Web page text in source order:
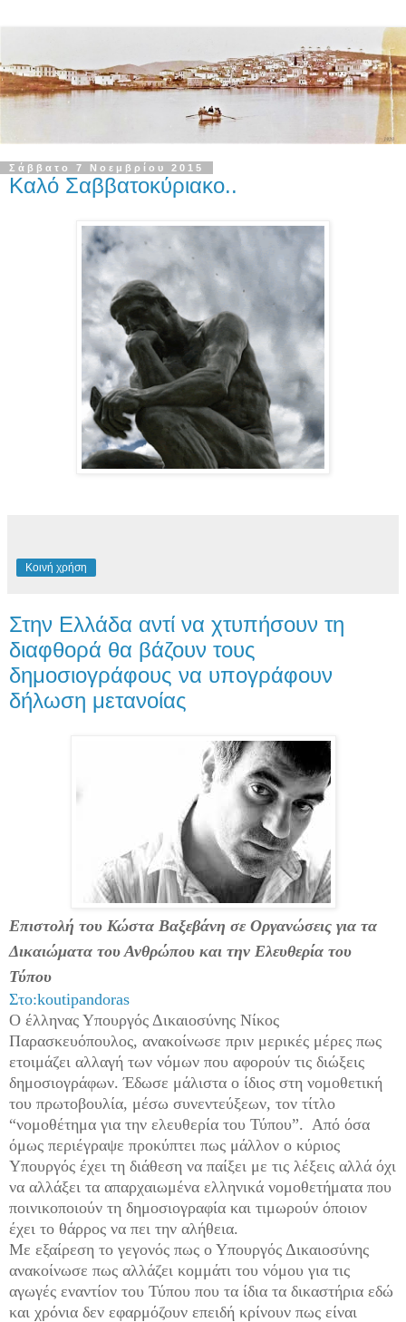
Σάββατο 7 Νοεμβρίου 2015
Καλό Σαββατοκύριακο..
Κοινή χρήση
Στην Ελλάδα αντί να χτυπήσουν τη
διαφθορά θα βάζουν τους
δημοσιογράφους να υπογράφουν
δήλωση μετανοίας
Επιστολή του Κώστα Βαξεβάνη σε Οργανώσεις για τα
Δικαιώματα του Ανθρώπου και την Ελευθερία του
Τύπου
Στο:koutipandoras
Ο έλληνας Υπουργός Δικαιοσύνης Νίκος
Παρασκευόπουλος, ανακοίνωσε πριν μερικές μέρες πως
ετοιμάζει αλλαγή των νόμων που αφορούν τις διώξεις
δημοσιογράφων. Έδωσε μάλιστα ο ίδιος στη νομοθετική
του πρωτοβουλία, μέσω συνεντεύξεων, τον τίτλο
“νομοθέτημα για την ελευθερία του Τύπου”. Από όσα
όμως περιέγραψε προκύπτει πως μάλλον ο κύριος
Υπουργός έχει τη διάθεση να παίξει με τις λέξεις αλλά όχι
να αλλάξει τα απαρχαιωμένα ελληνικά νομοθετήματα που
ποινικοποιούν τη δημοσιογραφία και τιμωρούν όποιον
έχει το θάρρος να πει την αλήθεια.
Με εξαίρεση το γεγονός πως ο Υπουργός Δικαιοσύνης
ανακοίνωσε πως αλλάζει κομμάτι του νόμου για τις
αγωγές εναντίον του Τύπου που τα ίδια τα δικαστήρια εδώ
και χρόνια δεν εφαρμόζουν επειδή κρίνουν πως είναι